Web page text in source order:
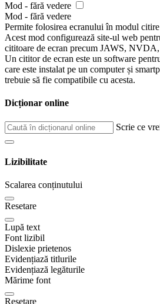
Mod - fără vedere
Mod - fără vedere
Permite folosirea ecranului în modul citire
Acest mod configurează site-ul web
cititoare de ecran precum JAWS,
Un cititor de ecran este un software
care este instalat pe un computer și
trebuie să fie compatibile cu acesta.
Dicționar online
Scrie ce
Lizibilitate
Scalarea conținutului
Resetare
Lupă text
Font lizibil
Dislexie prietenos
Evidențiază titlurile
Evidențiază legăturile
Mărime font
Resetare